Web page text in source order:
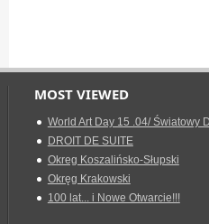
MOST VIEWED
World Art Day 15 .04/ Światowy
DROIT DE SUITE
Okreg Koszalińsko-Słupski
Okręg Krakowski
100 lat... i Nowe Otwarcie!!!